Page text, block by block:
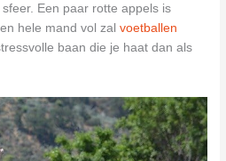
Een paar rotte appels is
hele mand vol zalvoetballen
baan die je haat dan als